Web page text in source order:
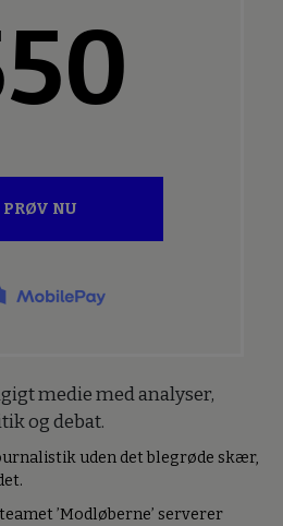
PRØV NU
medie med analyser,
og debat.
uden det blegrøde skær,
’Modløberne’ serverer